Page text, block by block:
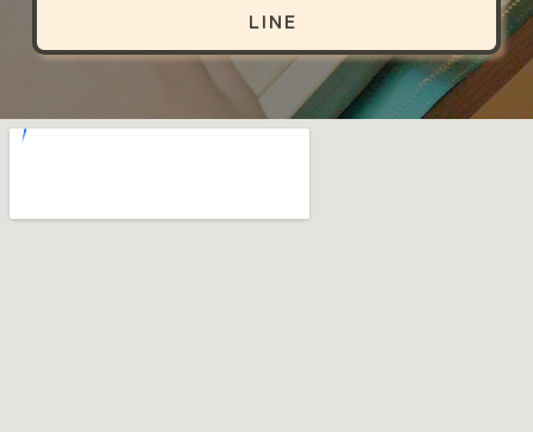
LINE